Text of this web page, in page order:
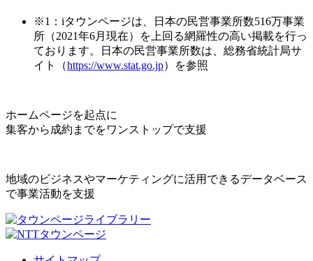
※1：iタウンページは、日本の民営事業所数516万事業
所（2021年6月現在）を上回る網羅性の高い掲載を行っ
ております。日本の民営事業所数は、総務省統計局サ
イト（https://www.stat.go.jp）を参照
ホームページを起点に
集客から成約までをワンストップで支援
地域のビジネスやマーケティングに活用できるデータベース
で事業活動を支援